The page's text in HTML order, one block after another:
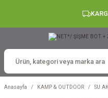
Anasayfa KAMP & OUTDOOR SU